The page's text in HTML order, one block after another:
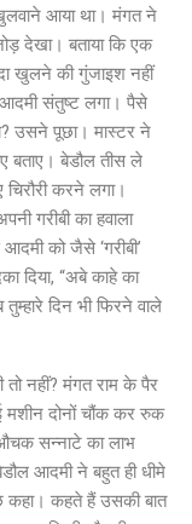
आया था। मंगत ने
देखा। बताया कि एक
खुलने की गुंजाइश नहीं
संतुष्ट लगा। पैसे
उसने पूछा। मास्टर ने
बताए। बेडौल तीस ले
करने लगा।
गरीबी का हवाला
को जैसे ‘गरीबी’
दिया, “अबे काहे का
दिन भी फिरने वाले
तो नहीं? मंगत राम के पैर
मशीन दोनों चौंक कर रुक
सन्नाटे का लाभ
आदमी ने बहुत ही धीमे
कहा। कहते हैं उसकी बात